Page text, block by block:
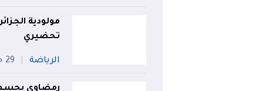
مولودية
تحضيري
الرياضة 29 جويلية
رمضاوي يحسم